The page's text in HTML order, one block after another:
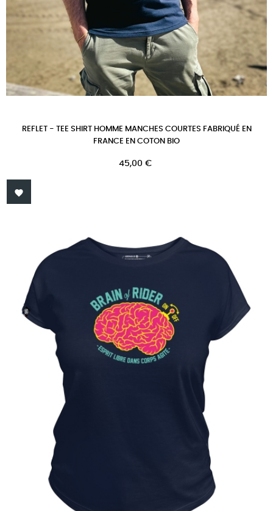
REFLET - TEE SHIRT HOMME MANCHES COURTES FABRIQUÉ EN
FRANCE EN COTON BIO
Prix
45,00 €
